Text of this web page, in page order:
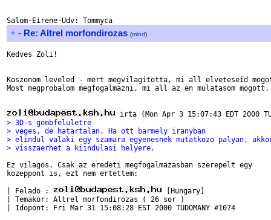
+ - Re: Altrel morfondirozas (mind)
Kedves Zoli!
Koszonom leveled - mert megvilagitotta, mi all elveteseid
Most megprobalom megfogalmazni, mi all az en mulatasom
> 3D-s gombfeluletre
> veges, de hatartalan. Ha ott barmely iranyban
> elindul valaki egy szamara egyenesnek mutatkozo palyan,
> visszaerhet a kiindulasi helyere.
Ez vilagos. Csak az eredeti megfogalmazasban szerepelt egy
kozeppont is, ezt nem ertettem:
| Felado :
[Hungary]
| Temakor: Altrel morfondirozas ( 26 sor )
| Idopont: Fri Mar 31 15:08:28 EST 2000 TUDOMANY #1074